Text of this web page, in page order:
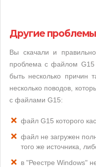
Другие
Вы скачали и
проблема с файлом G15
быть несколько причин
несколько поводов,
с файлами G15:
файл G15 которого
файл не загружен
того же источника,
в "Реестре Windows"